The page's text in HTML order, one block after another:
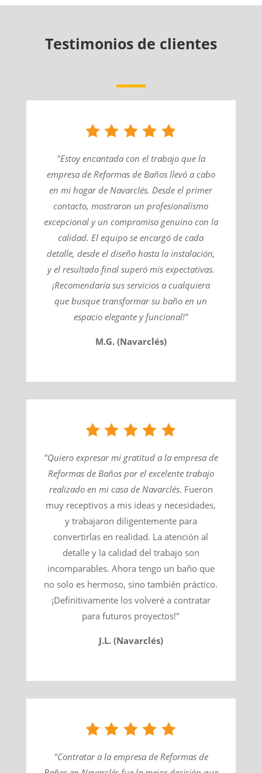
Testimonios de clientes
"Estoy encantada con el trabajo que la
empresa de Reformas de Baños llevó a cabo
en mi hogar de Navarclés. Desde el primer
contacto, mostraron un profesionalismo
excepcional y un compromiso genuino con la
calidad. El equipo se encargó de cada
detalle, desde el diseño hasta la instalación,
y el resultado final superó mis expectativas.
¡Recomendaría sus servicios a cualquiera
que busque transformar su baño en un
espacio elegante y funcional!"
M.G. (Navarclés)
"Quiero expresar mi gratitud a la empresa de
Reformas de Baños por el excelente trabajo
realizado en mi casa de Navarclés​. Fueron
muy receptivos a mis ideas y necesidades,
y trabajaron diligentemente para
convertirlas en realidad. La atención al
detalle y la calidad del trabajo son
incomparables. Ahora tengo un baño que
no solo es hermoso, sino también práctico.
¡Definitivamente los volveré a contratar
para futuros proyectos!"
J.L. (Navarclés)
"Contratar a la empresa de Reformas de